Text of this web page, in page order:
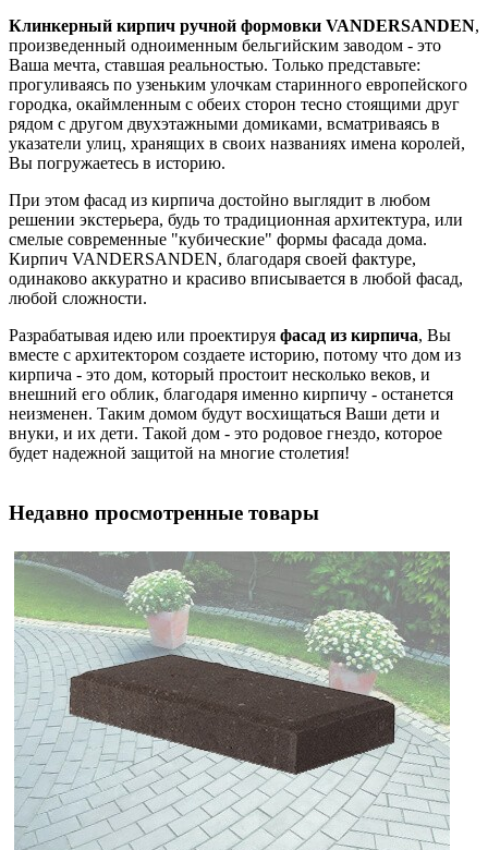
Клинкерный кирпич ручной формовки VANDERSANDEN,
произведенный одноименным бельгийским заводом - это
Ваша мечта, ставшая реальностью. Только представьте:
прогуливаясь по узеньким улочкам старинного европейского
городка, окаймленным с обеих сторон тесно стоящими друг
рядом с другом двухэтажными домиками, всматриваясь в
указатели улиц, хранящих в своих названиях имена королей,
Вы погружаетесь в историю.
При этом фасад из кирпича достойно выглядит в любом
решении экстерьера, будь то традиционная архитектура, или
смелые современные "кубические" формы фасада дома.
Кирпич VANDERSANDEN, благодаря своей фактуре,
одинаково аккуратно и красиво вписывается в любой фасад,
любой сложности.
Разрабатывая идею или проектируя фасад из кирпича, Вы
вместе с архитектором создаете историю, потому что дом из
кирпича - это дом, который простоит несколько веков, и
внешний его облик, благодаря именно кирпичу - останется
неизменен. Таким домом будут восхищаться Ваши дети и
внуки, и их дети. Такой дом - это родовое гнездо, которое
будет надежной защитой на многие столетия!
Недавно просмотренные товары